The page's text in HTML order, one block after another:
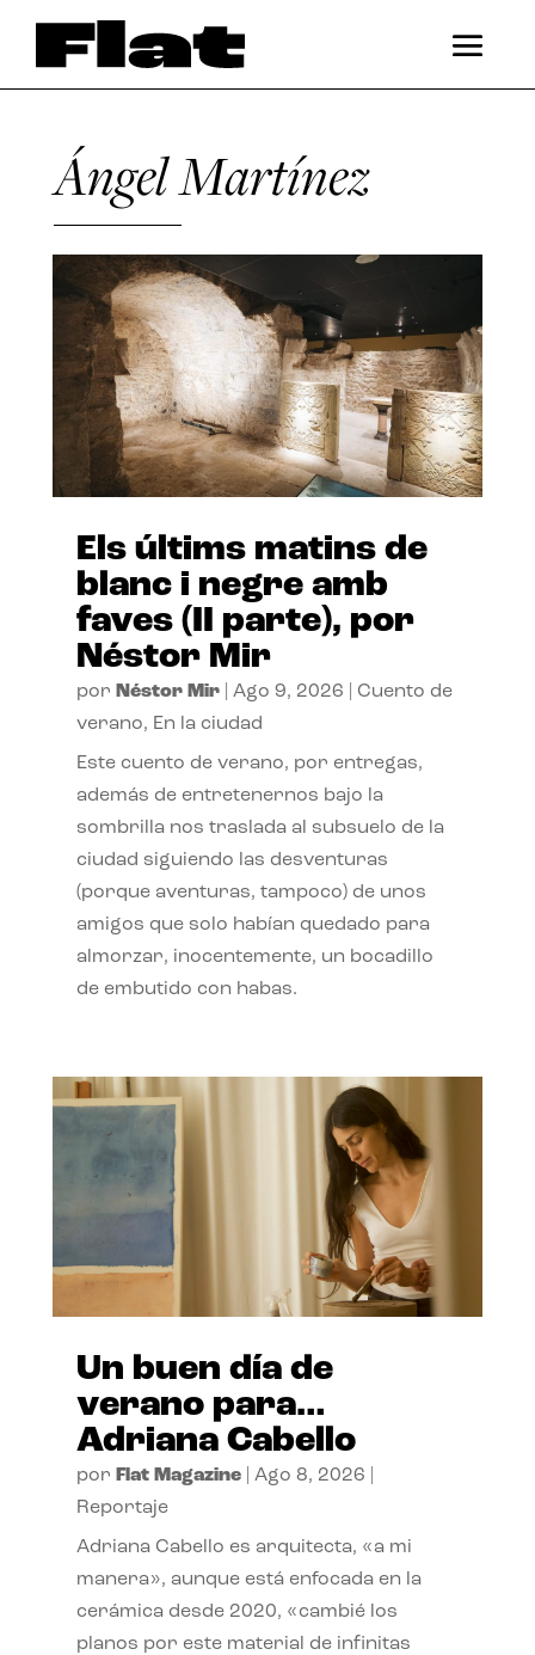
Ángel Martínez
Els últims matins de
blanc i negre amb
faves (II parte), por
Néstor Mir
por Néstor Mir| Ago 9, 2026
Cuento de
verano, En la ciudad
Este cuento de verano, por entregas,
además de entretenernos bajo la
sombrilla nos traslada al subsuelo de la
ciudad siguiendo las desventuras
(porque aventuras, tampoco) de unos
amigos que solo habían quedado para
almorzar, inocentemente, un bocadillo
de embutido con habas.
Un buen día de
verano para…
Adriana Cabello
por Flat Magazine| Ago 8, 2026
Reportaje
Adriana Cabello es arquitecta, «a mi
manera», aunque está enfocada en la
cerámica desde 2020, «cambié los
planos por este material de infinitas